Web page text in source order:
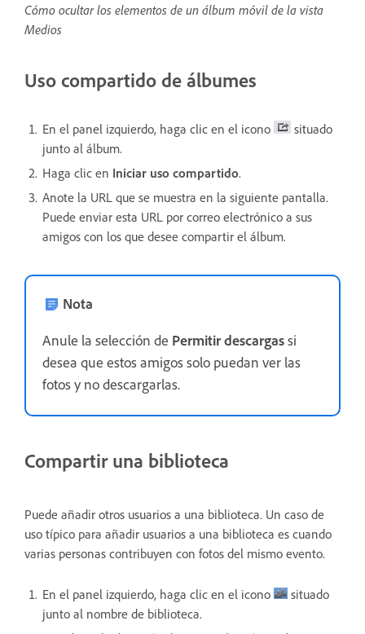
Cómo ocultar los elementos de un álbum móvil de la vista
Medios
Uso compartido de álbumes
En el panel izquierdo, haga clic en el icono
situado
junto al álbum.
Haga clic en Iniciar uso compartido.
Anote la URL que se muestra en la siguiente pantalla.
Puede enviar esta URL por correo electrónico a sus
amigos con los que desee compartir el álbum.
Nota
Anule la selección de Permitir descargassi
desea que estos amigos solo puedan ver las
fotos y no descargarlas.
Compartir una biblioteca
Puede añadir otros usuarios a una biblioteca. Un caso de
uso típico para añadir usuarios a una biblioteca es cuando
varias personas contribuyen con fotos del mismo evento.
En el panel izquierdo, haga clic en el icono
situado
junto al nombre de biblioteca.